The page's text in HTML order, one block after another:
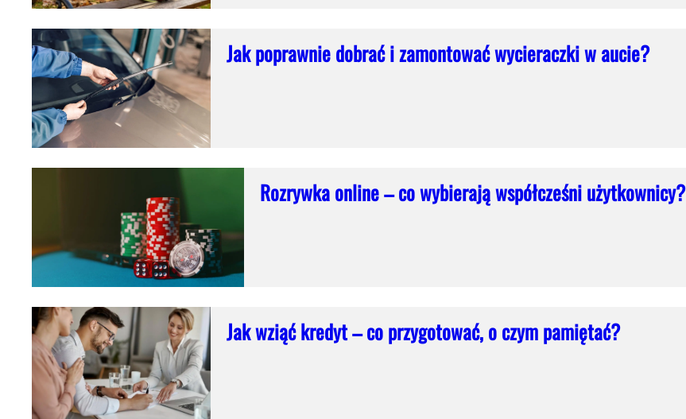
Jak poprawnie dobrać i zamontować wycieraczki w aucie?
Rozrywka online – co wybierają współcześni użytkownicy?
Jak wziąć kredyt – co przygotować, o czym pamiętać?